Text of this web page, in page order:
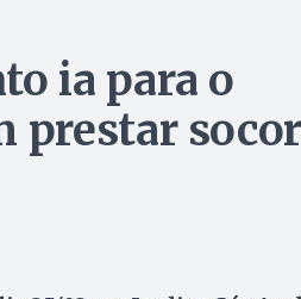
ia para o
prestar